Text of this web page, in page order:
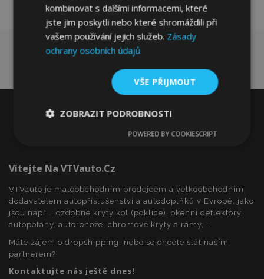
Vítejte Na VTVauto.cz
VTVauto je maloobchodním prodejcem a velkoobchodním
dodavatelem autopříslušenství a autodoplňků v Evropě, jako
jsou např .: ozdobné kryty kol (poklice), okenní deflektory,
autopotahy, autorohože, chromové kryty a rámy, ...
Máte zájem o dropshipping, nebo se chcete stát naším
partnerem?
Kontaktujte nás ještě dnes!
kombinovat s dalšími informacemi, které
jste jim poskytli nebo které shromáždili při
vašem používání jejich služeb. Zásady
ochrany osobních údajů
VŠE PŘIJMOUT
ZOBRAZIT PODROBNOSTI
Výkonové
Soubory
Funkční soubory
POWERED BY COOKIESCRIPT